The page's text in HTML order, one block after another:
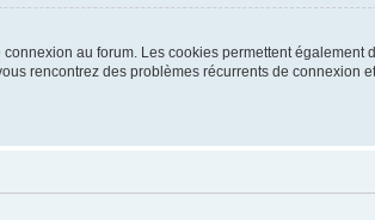
au forum. Les cookies permettent également
rencontrez des problèmes récurrents de connexion